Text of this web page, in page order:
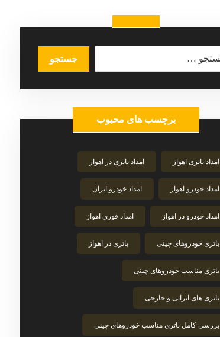
برچسب های محبوب
امداد باتری اهواز امداد باتری در اهواز
امداد خودرو اهواز امداد خودرو ایران
امداد خودرو در اهواز امداد فوری اهواز
باتری خودروهای چینی باتری در اهواز
باتری مناسب خودروهای چینی
باتری های ایرانی و خارجی
بررسی کامل باتری مناسب خودروهای چینی